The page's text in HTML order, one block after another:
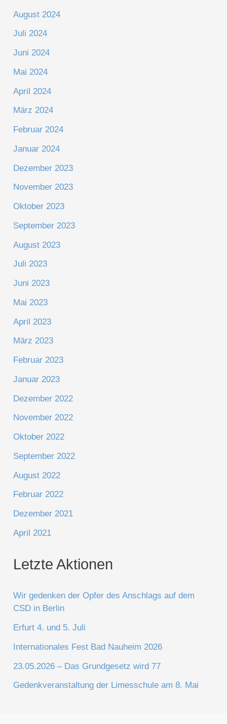
August 2024
Juli 2024
Juni 2024
Mai 2024
April 2024
März 2024
Februar 2024
Januar 2024
Dezember 2023
November 2023
Oktober 2023
September 2023
August 2023
Juli 2023
Juni 2023
Mai 2023
April 2023
März 2023
Februar 2023
Januar 2023
Dezember 2022
November 2022
Oktober 2022
September 2022
August 2022
Februar 2022
Dezember 2021
April 2021
Letzte Aktionen
Wir gedenken der Opfer des Anschlags auf dem
CSD in Berlin
Erfurt 4. und 5. Juli
Internationales Fest Bad Nauheim 2026
23.05.2026 – Das Grundgesetz wird 77
Gedenkveranstaltung der Limesschule am 8. Mai